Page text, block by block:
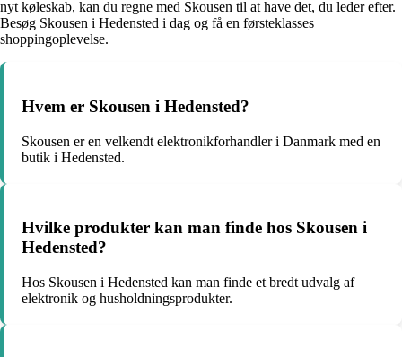
nyt køleskab, kan du regne med Skousen til at have det, du leder efter.
Besøg Skousen i Hedensted i dag og få en førsteklasses
shoppingoplevelse.
Hvem er Skousen i Hedensted?
Skousen er en velkendt elektronikforhandler i Danmark med en
butik i Hedensted.
Hvilke produkter kan man finde hos Skousen i
Hedensted?
Hos Skousen i Hedensted kan man finde et bredt udvalg af
elektronik og husholdningsprodukter.